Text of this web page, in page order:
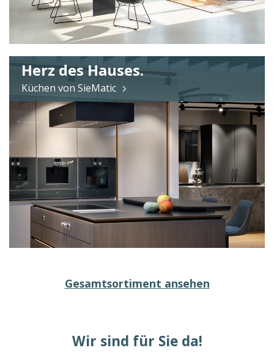
Herz des Hauses.
Küchen von SieMatic
Gesamtsortiment ansehen
Wir sind für Sie da!